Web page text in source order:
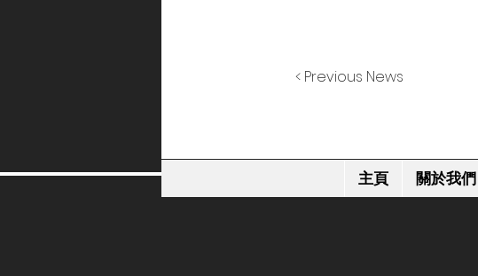
< Previous News
主頁 關於我們